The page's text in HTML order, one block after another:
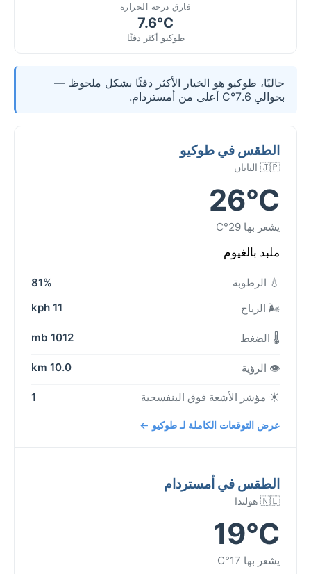
فارق درجة الحرارة
7.6°C
طوكيو أكثر دفئًا
حاليًا، طوكيو هو الخيار الأكثر دفئًا بشكل ملحوظ —
بحوالي 7.6°C أعلى من أمستردام.
الطقس في طوكيو
🇯🇵 اليابان
26°C
يشعر بها 29°C
ملبد بالغيوم
💧 الرطوبة
81%
🌬️ الرياح
11 kph
🌡️ الضغط 1012 mb
👁️ الرؤية 10.0 km
☀️ مؤشر الأشعة فوق البنفسجية 1
عرض التوقعات الكاملة لـ طوكيو ←
الطقس في أمستردام
🇳🇱 هولندا
19°C
يشعر بها 17°C